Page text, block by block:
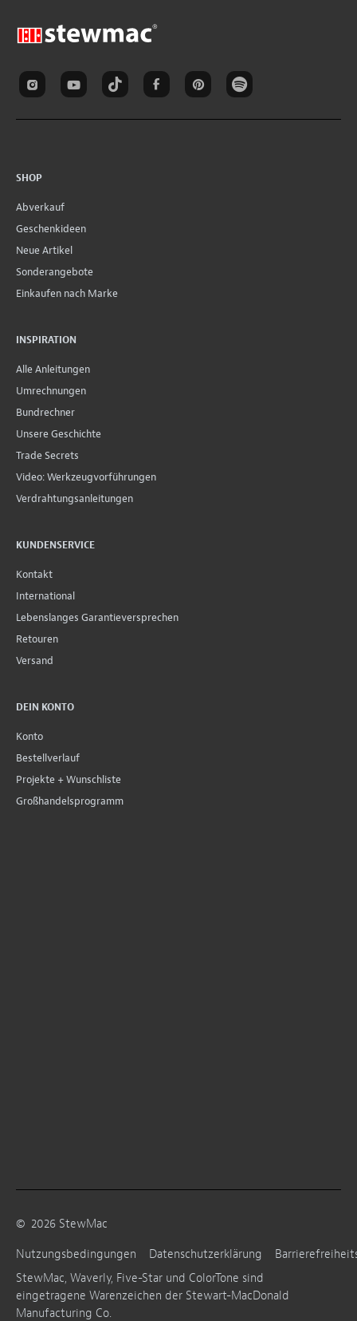
SHOP
Abverkauf
Geschenkideen
Neue Artikel
Sonderangebote
Einkaufen nach Marke
INSPIRATION
Alle Anleitungen
Umrechnungen
Bundrechner
Unsere Geschichte
Trade Secrets
Video: Werkzeugvorführungen
Verdrahtungsanleitungen
KUNDENSERVICE
Kontakt
International
Lebenslanges Garantieversprechen
Retouren
Versand
DEIN KONTO
Konto
Bestellverlauf
Projekte + Wunschliste
Großhandelsprogramm
© 2026 StewMac
Nutzungsbedingungen
Datenschutzerklärung
StewMac, Waverly, Five-Star und ColorTone sind
eingetragene Warenzeichen der Stewart-MacDonald
Manufacturing Co.